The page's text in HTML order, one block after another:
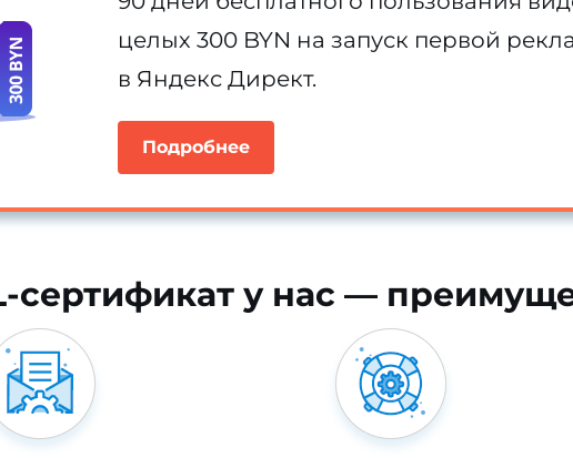
целых 300 BYN на запуск первой
в Яндекс Директ.
Подробнее
сертификат у нас —